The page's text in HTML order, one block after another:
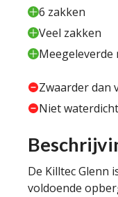
6 zakken
Veel zakken
Meegeleverde
Zwaarder dan
Niet waterdicht
De Killtec Glenn
voldoende